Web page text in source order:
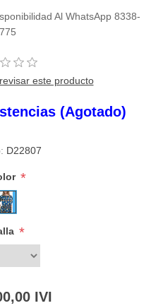
Al WhatsApp 8338-
este producto
(Agotado)
D22807
*
*
IVI